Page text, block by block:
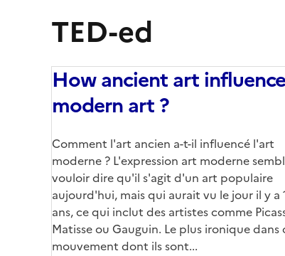
TED-ed
How ancient art
modern art ?
Comment l'art ancien a-t-il influencé l'art
moderne ? L'expression art moderne
vouloir dire qu'il s'agit d'un art populaire
aujourd'hui, mais qui aurait vu le jour il y a
ans, ce qui inclut des artistes comme
Matisse ou Gauguin. Le plus ironique dans
mouvement dont ils sont...